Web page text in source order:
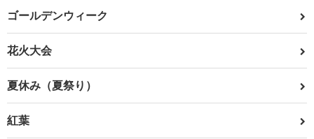
ゴールデンウィーク
花火大会
夏休み（夏祭り）
紅葉